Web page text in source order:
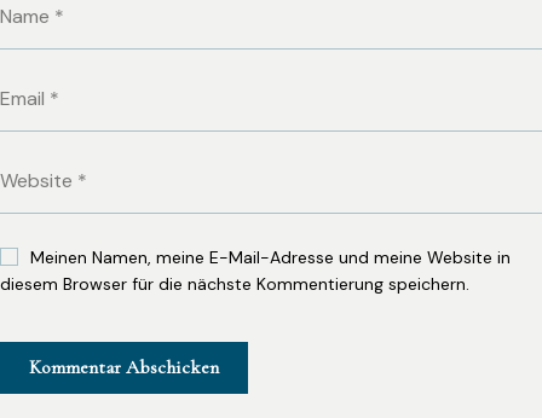
Meinen Namen, meine E-Mail-Adresse und meine Website in
diesem Browser für die nächste Kommentierung speichern.